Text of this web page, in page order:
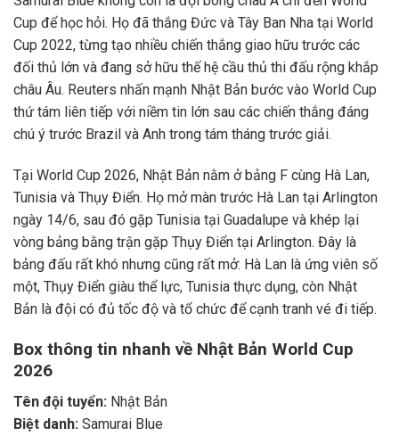
Cup để học hỏi. Họ đã thắng Đức và Tây Ban Nha tại World
Cup 2022, từng tạo nhiều chiến thắng giao hữu trước các
đối thủ lớn và đang sở hữu thế hệ cầu thủ thi đấu rộng khắp
châu Âu. Reuters nhấn mạnh Nhật Bản bước vào World Cup
thứ tám liên tiếp với niềm tin lớn sau các chiến thắng đáng
chú ý trước Brazil và Anh trong tám tháng trước giải.
Tại World Cup 2026, Nhật Bản nằm ở bảng F cùng Hà Lan,
Tunisia và Thụy Điển. Họ mở màn trước Hà Lan tại Arlington
ngày 14/6, sau đó gặp Tunisia tại Guadalupe và khép lại
vòng bảng bằng trận gặp Thụy Điển tại Arlington. Đây là
bảng đấu rất khó nhưng cũng rất mở: Hà Lan là ứng viên số
một, Thụy Điển giàu thể lực, Tunisia thực dụng, còn Nhật
Bản là đội có đủ tốc độ và tổ chức để cạnh tranh vé đi tiếp.
Box thông tin nhanh về Nhật Bản World Cup
2026
Tên đội tuyển: Nhật Bản
Biệt danh: Samurai Blue